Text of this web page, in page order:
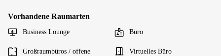
Vorhandene Raumarten
Business Lounge Büro
Großraumbüros / offene
Virtuelles Büro